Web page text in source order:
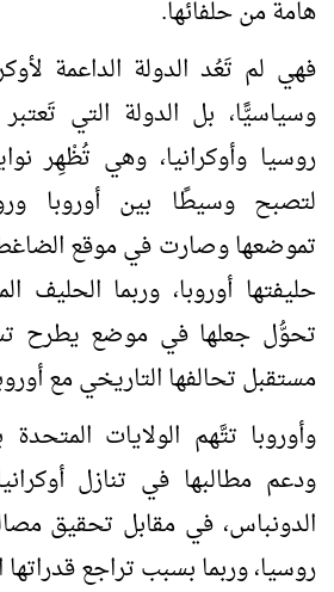
هامة من حلفائها.
فهي لم تَعُد الدولة الداعمة
وسياسيًّا، بل الدولة التي
روسيا وأوكرانيا، وهي تُظْهِر
لتصبح وسيطًا بين أوروبا
تموضعها وصارت في موقع
حليفتها أوروبا، وربما الحليف
تحوُّل جعلها في موضع يطرح
مستقبل تحالفها التاريخي مع
وأوروبا تتَّهم الولايات
ودعم مطالبها في تنازل
الدونباس، في مقابل تحقيق
روسيا، وربما بسبب تراجع قدراتها